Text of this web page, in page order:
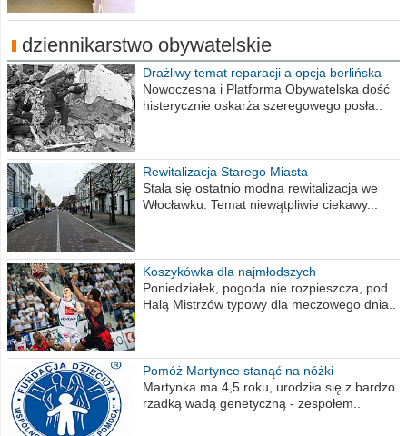
dziennikarstwo obywatelskie
Drażliwy temat reparacji a opcja berlińska
Nowoczesna i Platforma Obywatelska dość
histerycznie oskarża szeregowego posła..
Rewitalizacja Starego Miasta
Stała się ostatnio modna rewitalizacja we
Włocławku. Temat niewątpliwie ciekawy...
Koszykówka dla najmłodszych
Poniedziałek, pogoda nie rozpieszcza, pod
Halą Mistrzów typowy dla meczowego dnia..
Pomóż Martynce stanąć na nóżki
Martynka ma 4,5 roku, urodziła się z bardzo
rzadką wadą genetyczną - zespołem..